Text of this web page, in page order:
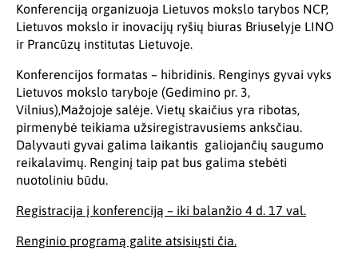
Konferenciją organizuoja Lietuvos mokslo tarybos NCP,
Lietuvos mokslo ir inovacijų ryšių biuras Briuselyje LINO
ir Prancūzų institutas Lietuvoje.
Konferencijos formatas – hibridinis. Renginys gyvai vyks
Lietuvos mokslo taryboje (Gedimino pr. 3,
Vilnius),Mažojoje salėje. Vietų skaičius yra ribotas,
pirmenybė teikiama užsiregistravusiems anksčiau.
Dalyvauti gyvai galima laikantis galiojančių saugumo
reikalavimų. Renginį taip pat bus galima stebėti
nuotoliniu būdu.
Registracija į konferenciją – iki balanžio 4 d. 17 val.
Renginio programą galite atsisiųsti čia.